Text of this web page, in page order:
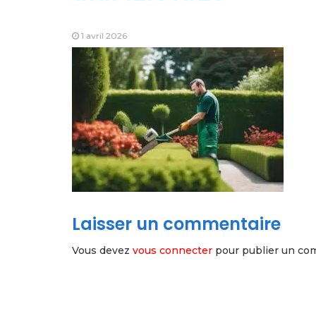
1 avril 2026
Laisser un commentaire
Vous devez vous connecter pour publier un